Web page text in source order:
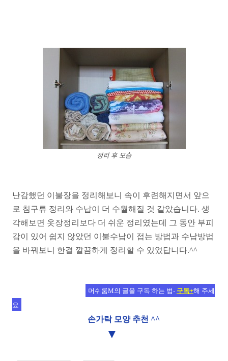
정리 후 모습
난감했던 이불장을 정리해보니 속이 후련해지면서 앞으
로 침구류 정리와 수납이 더 수월해질 것 같았습니다. 생
각해보면 옷장정리보다 더 쉬운 정리였는데 그 동안 부피
감이 있어 쉽지 않았던 이불수납이 접는 방법과 수납방법
을 바꿔보니 한결 깔끔하게 정리할 수 있었답니다.^^
머쉬룸M의 글을 구독 하는 법- 구독+해 주세
요
손가락 모양 추천 ^^
▼